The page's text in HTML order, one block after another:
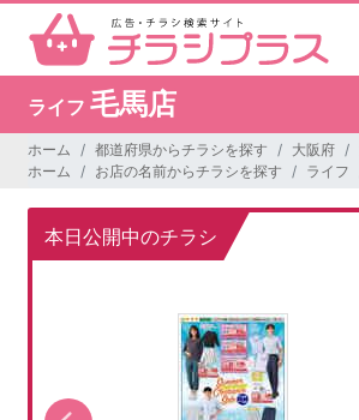
ライフ 毛馬店
ホーム 都道府県からチラシを探す 大阪府
ホーム
お店の名前からチラシを探す ライフ
本日公開中のチラシ